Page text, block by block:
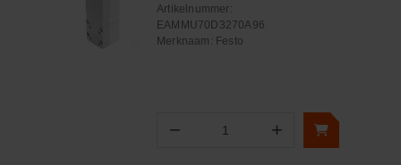
Artikelnummer:
EAMMU70D3270A96
Merknaam: Festo
− Aantal +